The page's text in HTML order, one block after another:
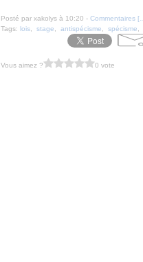
Posté par xakolys à 10:20 - Commentaires […
Tags: lois, stage antispécisme spécisme
Vous aimez ? 0 vote